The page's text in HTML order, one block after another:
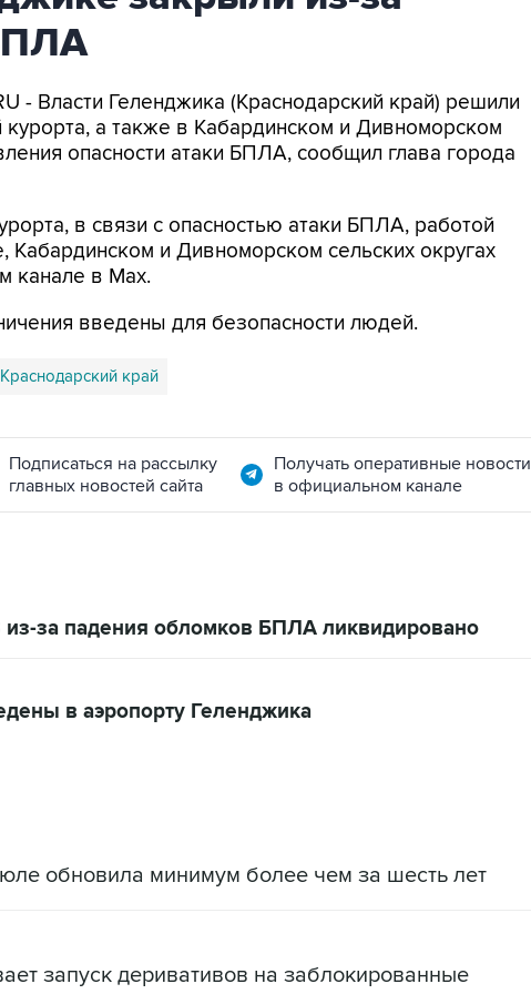
- Власти Геленджика (Краснодарский край) решили
курорта, а также в Кабардинском и Дивноморском
опасности атаки БПЛА, сообщил глава города
в связи с опасностью атаки БПЛА, работой
и Дивноморском сельских округах
канале в Max.
введены для безопасности людей.
Краснодарский край
Подписаться на рассылку
главных новостей сайта
Получать оперативные новости
в официальном канале
за падения обломков БПЛА ликвидировано
в аэропорту Геленджика
обновила минимум более чем за шесть лет
запуск деривативов на заблокированные